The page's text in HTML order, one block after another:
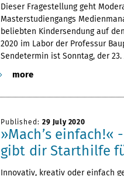
Dieser Fragestellung geht
Masterstudiengangs
beliebten Kindersendung auf
2020 im Labor der Professur
Sendetermin ist Sonntag, der 23.
more
Published: 29 July 2020
»Mach’s einfach!«
gibt dir Starthilfe
Innovativ, kreativ oder einfach